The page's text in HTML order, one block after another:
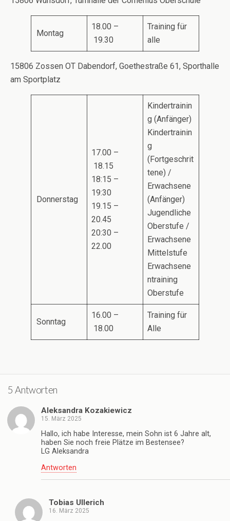
Montag
18.00 –
19.30
Training für
alle
15806 Zossen OT Dabendorf, Goethestraße 61, Sporthalle
am Sportplatz
Donnerstag
17.00 –
18.15
18:15 –
19:30
19.15 –
20.45
20:30 –
22.00
Kindertrainin
g (Anfänger)
Kindertrainin
g
(Fortgeschrit
tene) /
Erwachsene
(Anfänger)
Jugendliche
Oberstufe /
Erwachsene
Mittelstufe
Erwachsene
ntraining
Oberstufe
Sonntag
16.00 –
18.00
Training für
Alle
5 Antworten
Aleksandra Kozakiewicz
15. März 2025
Hallo, ich habe Interesse, mein Sohn ist 6 Jahre alt,
haben Sie noch freie Plätze im Bestensee?
LG Aleksandra
Antworten
Tobias Ullerich
16. März 2025